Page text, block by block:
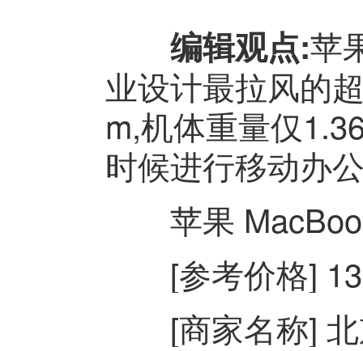
编辑观点:苹
业设计最拉风的
m,机体重量仅
时候进行移动办
苹果
[参考价格]
[商家名称] 北